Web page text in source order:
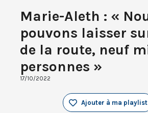
Marie-Aleth : «
pouvons laisser
de la route, neuf
personnes »
17/10/2022
Ajouter à ma playlist